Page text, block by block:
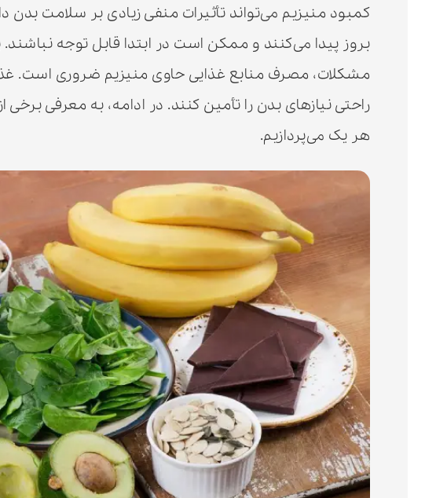
کمبود منیزیم می‌تواند تأثیرات منفی زیادی بر سلامت بدن
بروز پیدا می‌کنند و ممکن است در ابتدا قابل توجه نباشند.
مشکلات، مصرف منابع غذایی حاوی منیزیم ضروری است.
راحتی نیازهای بدن را تأمین کنند. در ادامه، به معرفی
هر یک می‌پردازیم.